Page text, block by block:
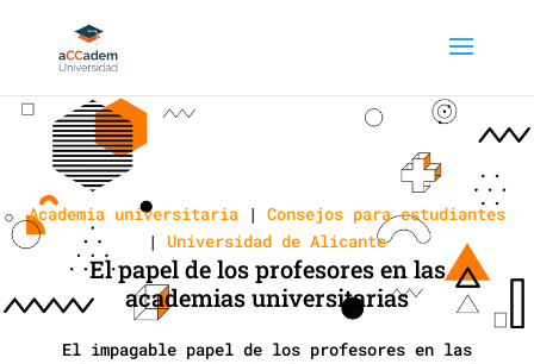
Academia universitaria | Consejos para estudiantes
| Universidad de Alicante
El papel de los profesores en las
academias universitarias
El impagable papel de los profesores en las